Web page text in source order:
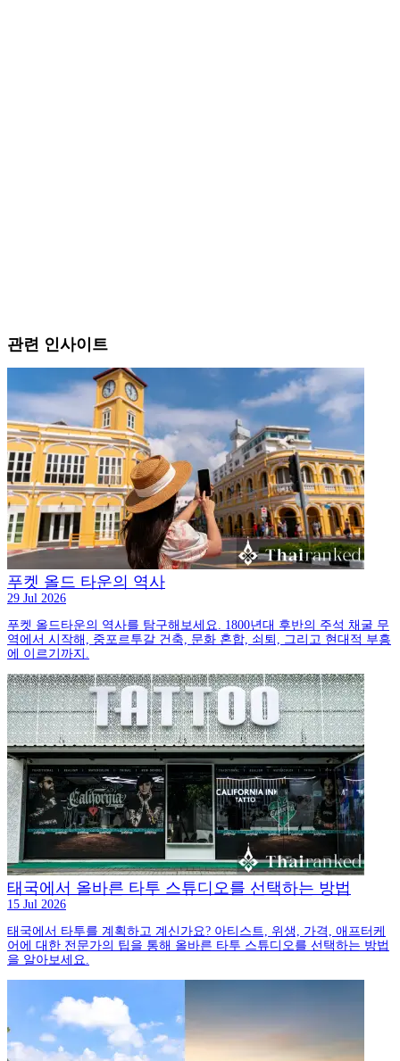
관련 인사이트
푸켓 올드 타운의 역사
29 Jul 2026
푸켓 올드타운의 역사를 탐구해보세요. 1800년대 후반의 주석 채굴 무
역에서 시작해, 중포르투갈 건축, 문화 혼합, 쇠퇴, 그리고 현대적 부흥
에 이르기까지.
태국에서 올바른 타투 스튜디오를 선택하는 방법
15 Jul 2026
태국에서 타투를 계획하고 계신가요? 아티스트, 위생, 가격, 애프터케
어에 대한 전문가의 팁을 통해 올바른 타투 스튜디오를 선택하는 방법
을 알아보세요.